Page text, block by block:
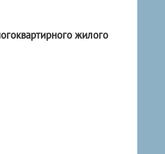
жилого